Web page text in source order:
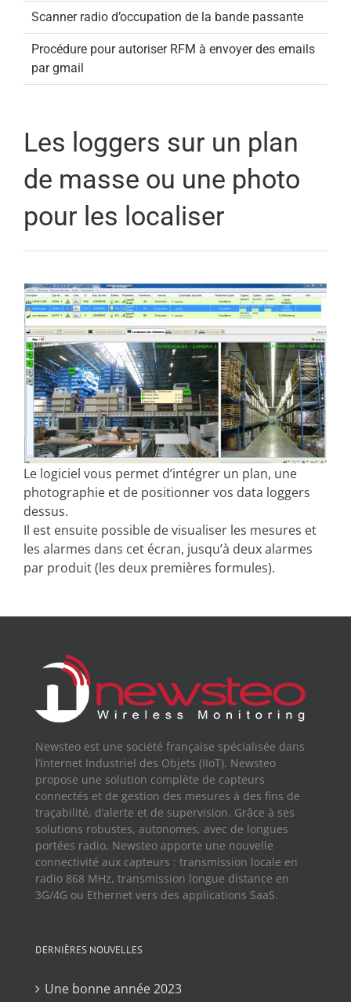
Scanner radio d’occupation de la bande passante
Procédure pour autoriser RFM à envoyer des emails
par gmail
Les loggers sur un plan
de masse ou une photo
pour les localiser
Le logiciel vous permet d’intégrer un plan, une
photographie et de positionner vos data loggers
dessus.
Il est ensuite possible de visualiser les mesures et
les alarmes dans cet écran, jusqu’à deux alarmes
par produit (les deux premières formules).
Newsteo est une société française spécialisée dans
l’Internet Industriel des Objets (IIoT). Newsteo
propose une solution complète de capteurs
connectés et de gestion des mesures à des fins de
traçabilité, d’alerte et de supervision. Grâce à ses
solutions robustes, autonomes, avec de longues
portées radio, Newsteo apporte une nouvelle
connectivité aux capteurs : transmission locale en
radio 868 MHz, transmission longue distance en
3G/4G ou Ethernet vers des applications SaaS.
DERNIÈRES NOUVELLES
Une bonne année 2023